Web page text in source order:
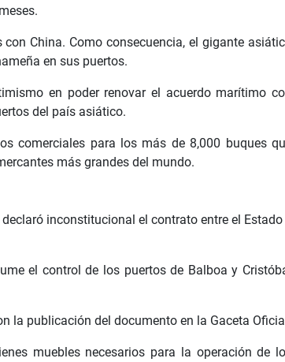
China. Como consecuencia, el gigante
en sus puertos.
en poder renovar el acuerdo marítimo
del país asiático.
comerciales para los más de 8,000 buques
más grandes del mundo.
inconstitucional el contrato entre el Estado
el control de los puertos de Balboa y
la publicación del documento en la Gaceta
muebles necesarios para la operación de